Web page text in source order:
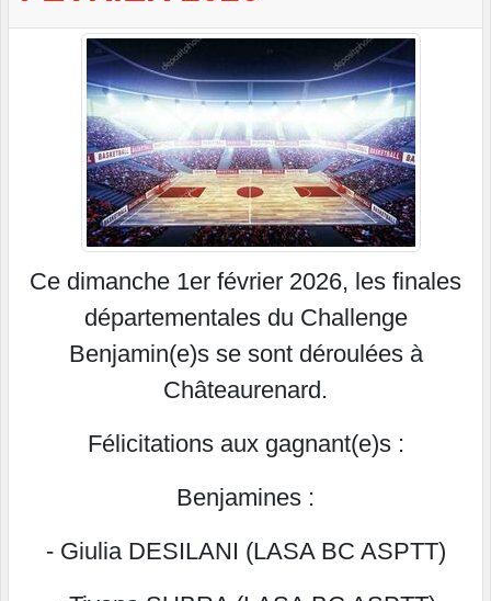
Ce dimanche 1er février 2026, les finales
départementales du Challenge
Benjamin(e)s se sont déroulées à
Châteaurenard.
Félicitations aux gagnant(e)s :
Benjamines :
- Giulia DESILANI (LASA BC ASPTT)